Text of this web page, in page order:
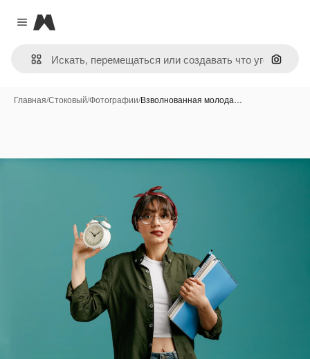
Close menu
Magnific
Поиск
Главная/Стоковый/Фотографии/Взволнованная молода…